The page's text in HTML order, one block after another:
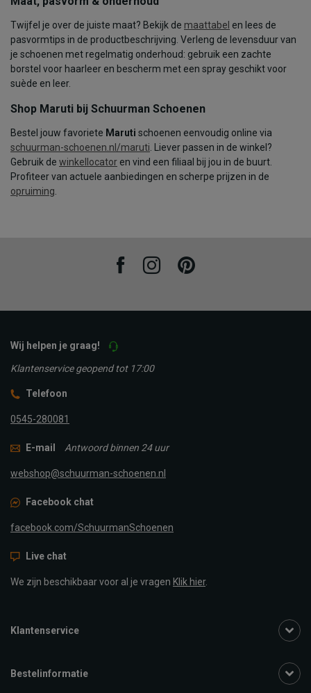
Twijfel je over de juiste maat? Bekijk de maattabel en lees de
pasvormtips in de productbeschrijving. Verleng de levensduur van
je schoenen met regelmatig onderhoud: gebruik een zachte
borstel voor haarleer en bescherm met een spray geschikt voor
suède en leer.
Shop Maruti bij Schuurman Schoenen
Bestel jouw favoriete Maruti schoenen eenvoudig online via
schuurman-schoenen.nl/maruti . Liever passen in de winkel?
Gebruik de winkellocator en vind een filiaal bij jou in de buurt.
Profiteer van actuele aanbiedingen en scherpe prijzen in de
opruiming
FacebookInstagramPinterest
Wij helpen je graag!
Klantenservice geopend tot 17:00
Telefoon
0545-280081
E-mail Antwoord binnen 24 uur
webshop@schuurman-schoenen.nl
Facebook chat
facebook.com/SchuurmanSchoenen
Live chat
We zijn beschikbaar voor al je vragen Klik hier.
Klantenservice
Bestelinformatie